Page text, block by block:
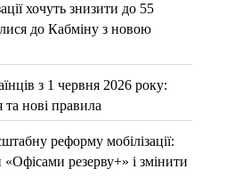
хочуть знизити до 55
до Кабміну з новою
з 1 червня 2026 року:
нові правила
реформу мобілізації:
резерву+» і змінити